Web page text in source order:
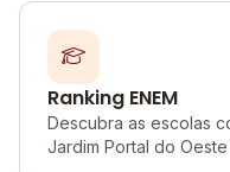
Ranking ENEM
Descubra as escolas
Jardim Portal do